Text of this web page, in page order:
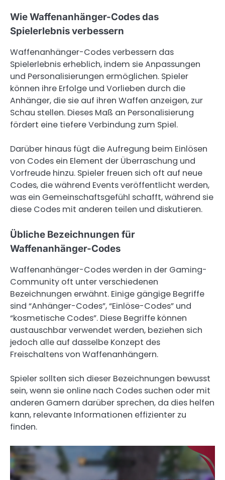
Wie Waffenanhänger-Codes das
Spielerlebnis verbessern
Waffenanhänger-Codes verbessern das
Spielerlebnis erheblich, indem sie Anpassungen
und Personalisierungen ermöglichen. Spieler
können ihre Erfolge und Vorlieben durch die
Anhänger, die sie auf ihren Waffen anzeigen, zur
Schau stellen. Dieses Maß an Personalisierung
fördert eine tiefere Verbindung zum Spiel.
Darüber hinaus fügt die Aufregung beim Einlösen
von Codes ein Element der Überraschung und
Vorfreude hinzu. Spieler freuen sich oft auf neue
Codes, die während Events veröffentlicht werden,
was ein Gemeinschaftsgefühl schafft, während sie
diese Codes mit anderen teilen und diskutieren.
Übliche Bezeichnungen für
Waffenanhänger-Codes
Waffenanhänger-Codes werden in der Gaming-
Community oft unter verschiedenen
Bezeichnungen erwähnt. Einige gängige Begriffe
sind “Anhänger-Codes”, “Einlöse-Codes” und
“kosmetische Codes”. Diese Begriffe können
austauschbar verwendet werden, beziehen sich
jedoch alle auf dasselbe Konzept des
Freischaltens von Waffenanhängern.
Spieler sollten sich dieser Bezeichnungen bewusst
sein, wenn sie online nach Codes suchen oder mit
anderen Gamern darüber sprechen, da dies helfen
kann, relevante Informationen effizienter zu
finden.